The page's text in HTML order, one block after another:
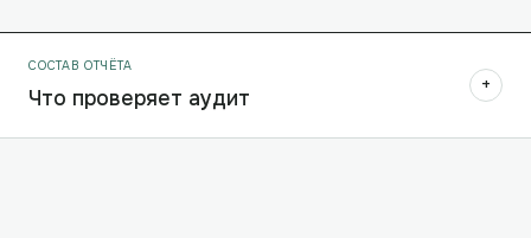
СОСТАВ ОТЧЁТА
Что проверяет аудит +